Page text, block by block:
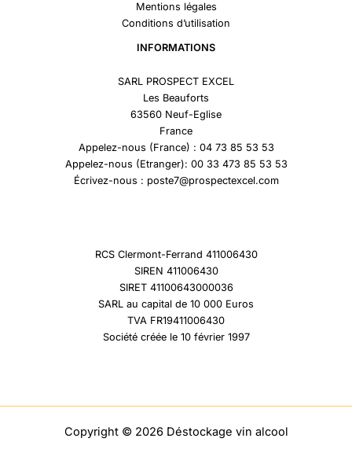
Mentions légales
Conditions d’utilisation
INFORMATIONS
SARL PROSPECT EXCEL
Les Beauforts
63560 Neuf-Eglise
France
Appelez-nous (France) : 04 73 85 53 53
Appelez-nous (Etranger): 00 33 473 85 53 53
Écrivez-nous : poste7@prospectexcel.com
RCS Clermont-Ferrand 411006430
SIREN 411006430
SIRET 41100643000036
SARL au capital de 10 000 Euros
TVA FR19411006430
Société créée le 10 février 1997
Copyright © 2026 Déstockage vin alcool